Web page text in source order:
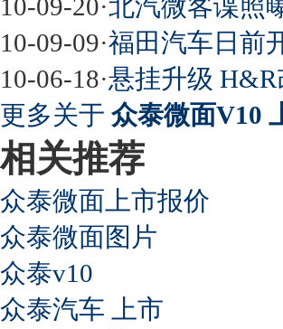
10-09-20·北汽微客谍照
10-09-09·福田汽车日前
10-06-18·悬挂升级 H&R
更多关于 众泰微面V10
相关推荐
众泰微面上市报价
众泰微面图片
众泰v10
众泰汽车 上市